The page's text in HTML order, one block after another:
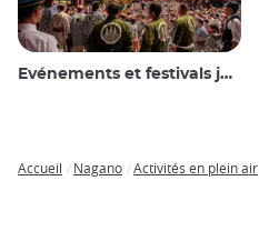
Evénements et festivals japonais
Accueil Nagano Activités en plein air